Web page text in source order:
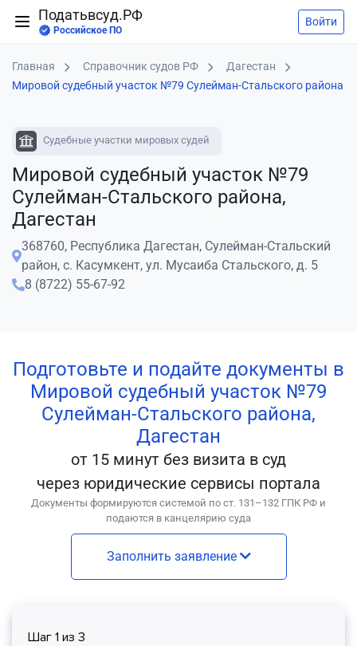
Податьвсуд.РФ
Российское ПО
Войти
Главная Справочник судов РФ
Дагестан
Мировой судебный участок №79 Сулейман-Стальского района
Судебные участки мировых судей
Мировой судебный участок №79
Сулейман-Стальского района,
Дагестан
368760, Республика Дагестан, Сулейман-Стальский
район, с. Касумкент, ул. Мусаиба Стальского, д. 5
8 (8722) 55-67-92
Подготовьте и подайте документы в
Мировой судебный участок №79
Сулейман-Стальского района,
Дагестан
от 15 минут без визита в суд
через юридические сервисы портала
Документы формируются системой по ст. 131–132 ГПК РФ и
подаются в канцелярию суда
Заполнить заявление
Шаг 1 из 3